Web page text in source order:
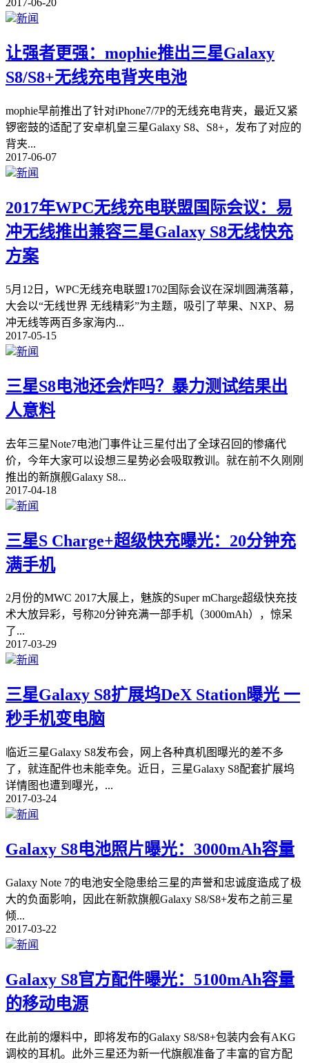
2017-06-20
新闻
让强者更强：mophie推出三星Galaxy
S8/S8+无线充电背夹电池
mophie早前推出了针对iPhone7/7P的无线充电背夹，最近又紧
锣密鼓的适配了安卓机皇三星Galaxy S8、S8+，发布了对应的
背夹...
2017-06-07
新闻
2017年WPC无线充电联盟国际会议：易
冲无线推出兼容三星Galaxy S8无线快充
方案
5月12日，WPC无线充电联盟1702国际会议在深圳圆满落幕，
大会以“无线世界 无线精彩”为主题，吸引了苹果、NXP、易
冲无线等两百多家海内...
2017-05-15
新闻
三星S8电池还会炸吗？暴力测试结果出
人意料
去年三星Note7电池门事件让三星付出了全球召回的惨痛代
价，今年大家可以设想三星势必会吸取教训。就在前不久刚刚
推出的新旗舰Galaxy S8...
2017-04-18
新闻
三星S Charge+超级快充曝光：20分钟充
满手机
2月份的MWC 2017大展上，魅族的Super mCharge超级快充技
术大放异彩，号称20分钟充满一部手机（3000mAh），惊呆
了...
2017-03-29
新闻
三星Galaxy S8扩展坞DeX Station曝光 一
秒手机变电脑
临近三星Galaxy S8发布会，网上各种真机图曝光的差不多
了，就连配件也未能幸免。近日，三星Galaxy S8配套扩展坞
详情图也遭到曝光， ...
2017-03-24
新闻
Galaxy S8电池照片曝光：3000mAh容量
Galaxy Note 7的电池安全隐患给三星的声誉和忠诚度造成了极
大的负面影响，因此在新款旗舰Galaxy S8/S8+发布之前三星
倾...
2017-03-22
新闻
Galaxy S8官方配件曝光：5100mAh容量
的移动电源
在此前的爆料中，即将发布的Galaxy S8/S8+包装内会有AKG
调校的耳机。此外三星还为新一代旗舰准备了丰富的官方配